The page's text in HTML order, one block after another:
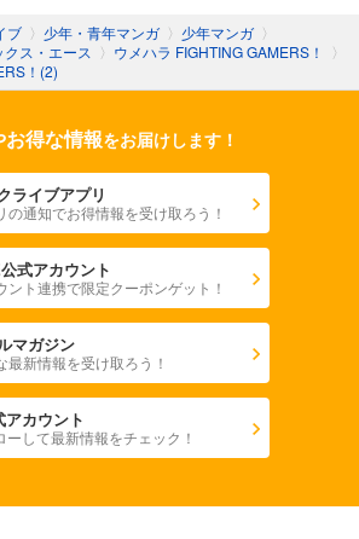
ブ 〉 少年・青年マンガ 〉 少年マンガ 〉
ス・エース 〉 ウメハラ FIGHTING GAMERS！
〉
！(2)
得な情報をお届けします！
ライブアプリ
の通知でお得情報を受け取ろう！
式アカウント
ント連携で限定クーポンゲット！
マガジン
最新情報を受け取ろう！
アカウント
ーして最新情報をチェック！